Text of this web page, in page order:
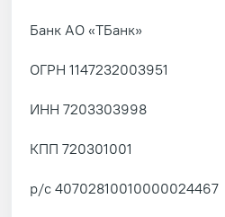
Банк АО «ТБанк»
ОГРН 1147232003951
ИНН 7203303998
КПП 720301001
р/с 40702810010000024467